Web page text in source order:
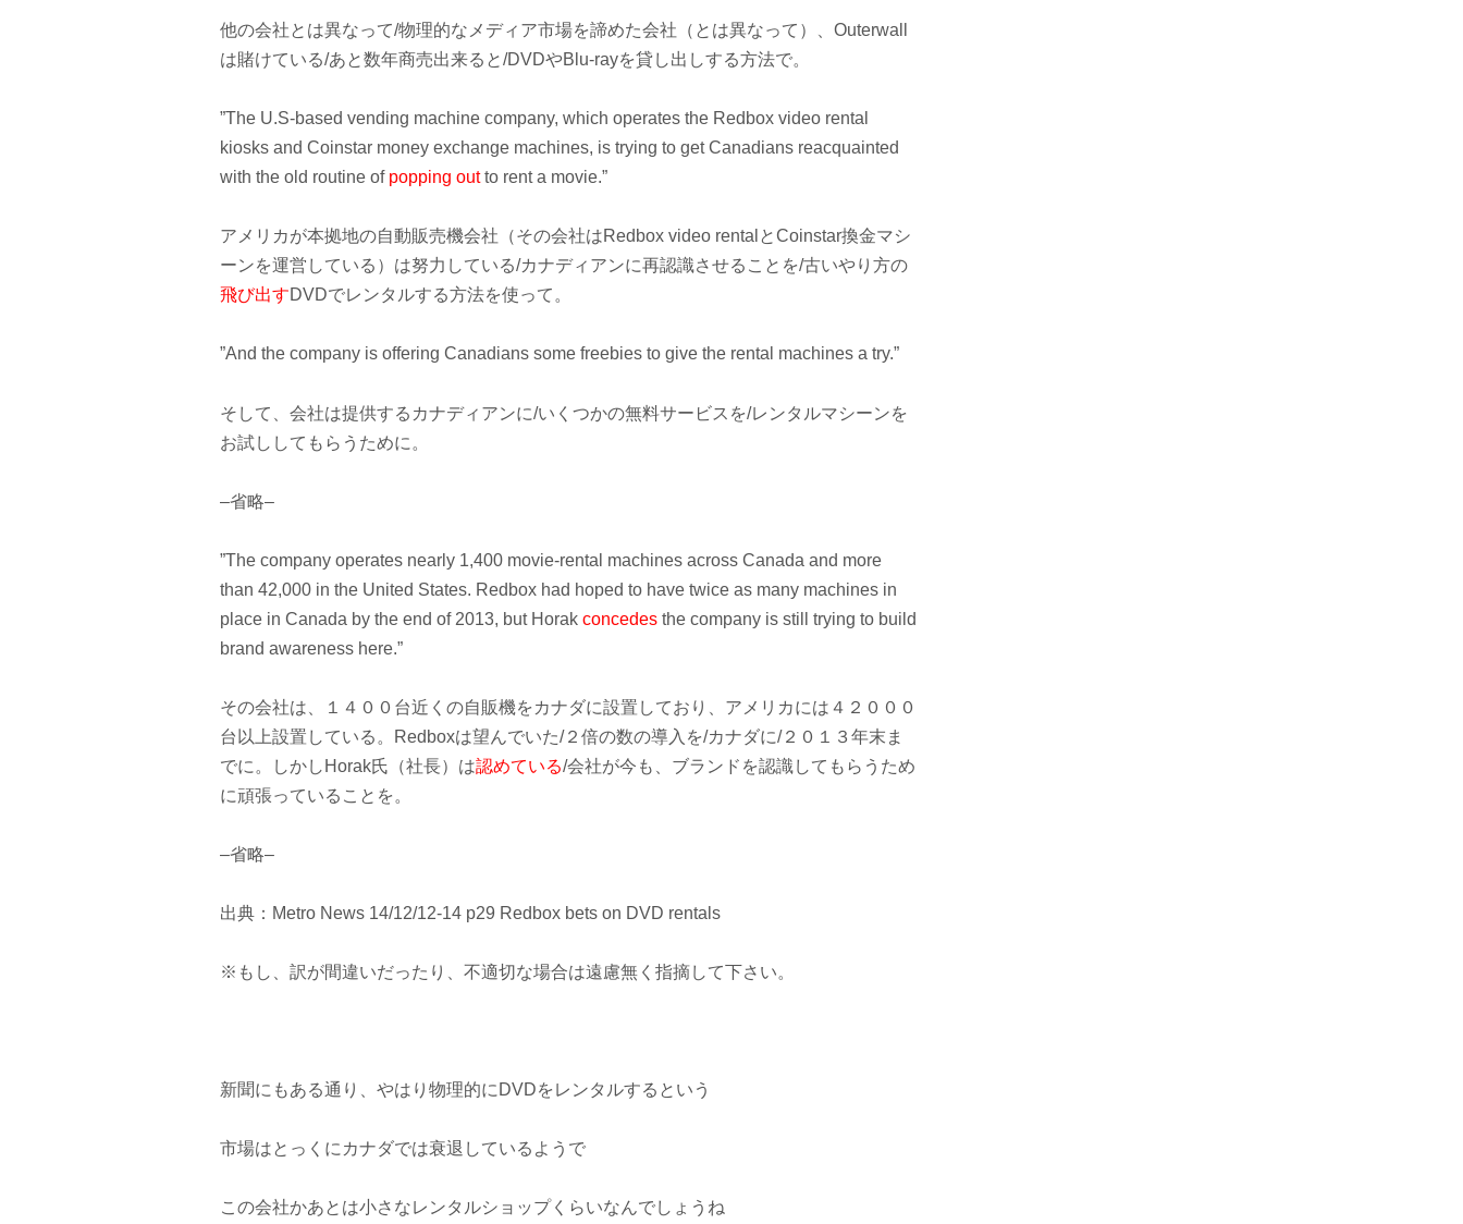
他の会社とは異なって/物理的なメディア市場を諦めた会社（とは異なって）、Outerwall
は賭けている/あと数年商売出来ると/DVDやBlu-rayを貸し出しする方法で。
”The U.S-based vending machine company, which operates the Redbox video rental
kiosks and Coinstar money exchange machines, is trying to get Canadians reacquainted
with the old routine of popping outto rent a movie.”
アメリカが本拠地の自動販売機会社（その会社はRedbox video rentalとCoinstar換金マシ
ーンを運営している）は努力している/カナディアンに再認識させることを/古いやり方の
飛び出すDVDでレンタルする方法を使って。
”And the company is offering Canadians some freebies to give the rental machines a try.”
そして、会社は提供するカナディアンに/いくつかの無料サービスを/レンタルマシーンを
お試ししてもらうために。
–省略–
”The company operates nearly 1,400 movie-rental machines across Canada and more
than 42,000 in the United States. Redbox had hoped to have twice as many machines in
place in Canada by the end of 2013, but Horak concedes the company is still trying to build
brand awareness here.”
その会社は、１４００台近くの自販機をカナダに設置しており、アメリカには４２０００
台以上設置している。Redboxは望んでいた/２倍の数の導入を/カナダに/２０１３年末ま
でに。しかしHorak氏（社長）は認めている/会社が今も、ブランドを認識してもらうため
に頑張っていることを。
–省略–
出典：Metro News 14/12/12-14 p29 Redbox bets on DVD rentals
※もし、訳が間違いだったり、不適切な場合は遠慮無く指摘して下さい。
新聞にもある通り、やはり物理的にDVDをレンタルするという
市場はとっくにカナダでは衰退しているようで
この会社かあとは小さなレンタルショップくらいなんでしょうね